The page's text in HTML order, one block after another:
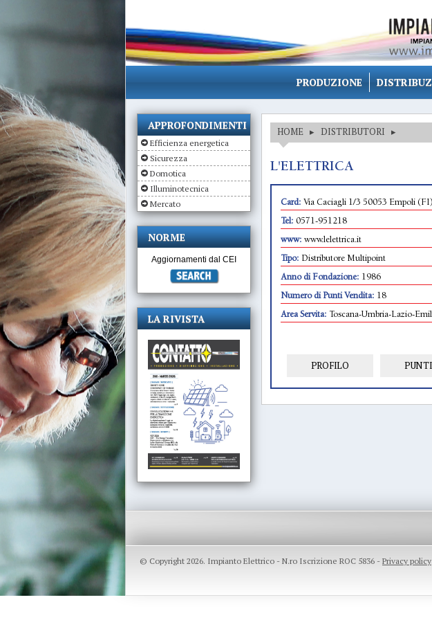
PRODUZIONE
HOME ▸ DISTRIBUTORI ▸
L'ELETTRICA
Card: Via Caciagli 1/3 50053 Empoli (FI)
Tel: 0571-951218
www: www.lelettrica.it
Tipo: Distributore Multipoint
Anno di Fondazione: 1986
Numero di Punti Vendita: 18
Area Servita: Toscana-Umbria-Lazio-
PROFILO
APPROFONDIMENTI
Efficienza energetica
Sicurezza
Domotica
Illuminotecnica
Mercato
NORME
Aggiornamenti dal CEI
LA RIVISTA
© Copyright 2026. Impianto Elettrico - N.ro Iscrizione ROC 5836 - Privacy policy